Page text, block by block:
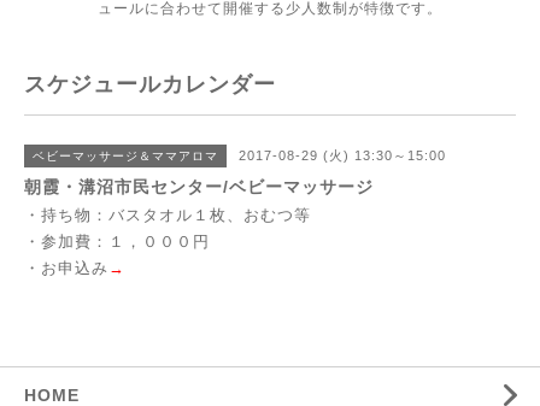
ュールに合わせて開催する少人数制が特徴です。
スケジュールカレンダー
ベビーマッサージ＆ママアロマ 2017-08-29 (火) 13:30～15:00
朝霞・溝沼市民センター/ベビーマッサージ
・持ち物：バスタオル１枚、おむつ等
・参加費：１，０００円
・お申込み →
HOME